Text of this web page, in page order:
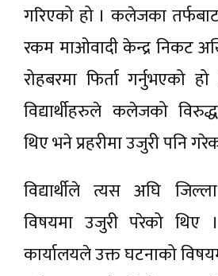
गरिएको हो । कलेजका
रकम माओवादी केन्द्र निकट
रोहबरमा फिर्ता
विद्यार्थीहरुले कलेजको
थिए भने प्रहरीमा उजुरी पनि
विद्यार्थीले त्यस अघि
विषयमा उजुरी परेको थिए
कार्यालयले उक्त घटनाको